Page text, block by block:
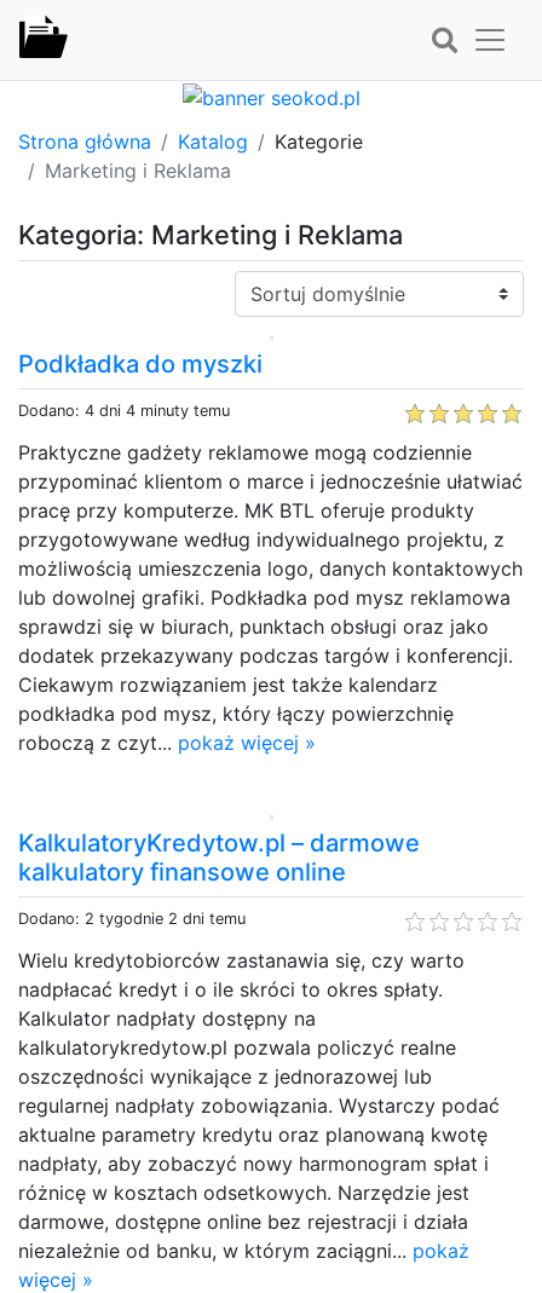
Strona główna Katalog
Kategorie
Marketing i Reklama
Kategoria: Marketing i Reklama
Sortuj:
Podkładka do myszki
Dodano: 4 dni 4 minuty temu
Praktyczne gadżety reklamowe mogą codziennie
przypominać klientom o marce i jednocześnie ułatwiać
pracę przy komputerze. MK BTL oferuje produkty
przygotowywane według indywidualnego projektu, z
możliwością umieszczenia logo, danych kontaktowych
lub dowolnej grafiki. Podkładka pod mysz reklamowa
sprawdzi się w biurach, punktach obsługi oraz jako
dodatek przekazywany podczas targów i konferencji.
Ciekawym rozwiązaniem jest także kalendarz
podkładka pod mysz, który łączy powierzchnię
roboczą z czyt... pokaż więcej »
KalkulatoryKredytow.pl – darmowe
kalkulatory finansowe online
Dodano: 2 tygodnie 2 dni temu
Wielu kredytobiorców zastanawia się, czy warto
nadpłacać kredyt i o ile skróci to okres spłaty.
Kalkulator nadpłaty dostępny na
kalkulatorykredytow.pl pozwala policzyć realne
oszczędności wynikające z jednorazowej lub
regularnej nadpłaty zobowiązania. Wystarczy podać
aktualne parametry kredytu oraz planowaną kwotę
nadpłaty, aby zobaczyć nowy harmonogram spłat i
różnicę w kosztach odsetkowych. Narzędzie jest
darmowe, dostępne online bez rejestracji i działa
niezależnie od banku, w którym zaciągni... pokaż
więcej »